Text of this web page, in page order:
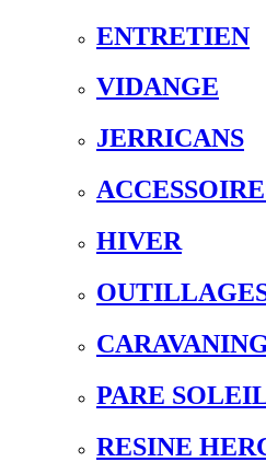
ENTRETIEN
VIDANGE
JERRICANS
HIVER
PARE
RESINE